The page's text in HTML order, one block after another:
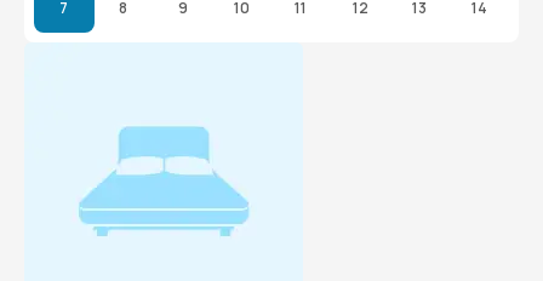
7 8 9 10 11 12 13 14